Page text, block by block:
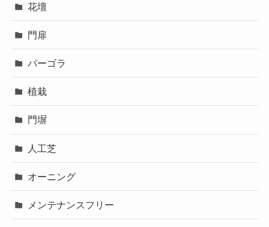
花壇
門扉
パーゴラ
植栽
門塀
人工芝
オーニング
メンテナンスフリー